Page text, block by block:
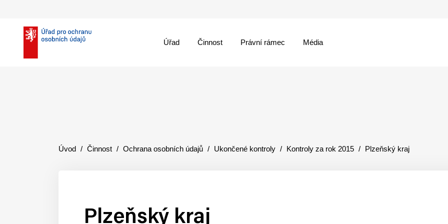
Úřad Činnost Právní rámec Média
Úvod Činnost Ochrana osobních údajů Ukončené kontroly Kontroly za rok 2015 Plzeňský kraj
Plzeňský kraj